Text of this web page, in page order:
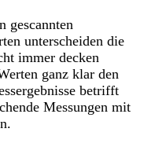
gescannten
unterscheiden die
immer decken
ganz klar den
betrifft
Messungen mit